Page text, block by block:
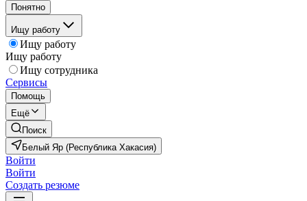
Понятно
Ищу работу
Ищу работу
Ищу работу
Ищу сотрудника
Сервисы
Помощь
Ещё
Поиск
Белый Яр (Республика Хакасия)
Войти
Войти
Создать резюме